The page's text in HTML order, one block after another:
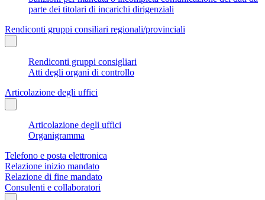
parte dei titolari di incarichi dirigenziali
Rendiconti gruppi consiliari regionali/provinciali
Rendiconti gruppi consigliari
Atti degli organi di controllo
Articolazione degli uffici
Articolazione degli uffici
Organigramma
Telefono e posta elettronica
Relazione inizio mandato
Relazione di fine mandato
Consulenti e collaboratori